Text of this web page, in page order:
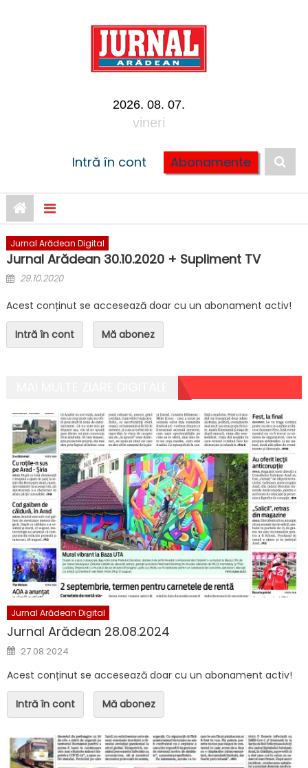
2026. 08. 07.
vineri
Intră în cont Abonamente
Jurnal Arădean Digital
Jurnal Arădean 30.10.2020 + Supliment TV
Posted on
29.10.2020
Acest conținut se accesează doar cu un abonament activ!
Intră în cont Mă abonez
Jurnal Arădean Digital
Jurnal Arădean 28.08.2024
Posted on
27.08.2024
Acest conținut se accesează doar cu un abonament activ!
Intră în cont Mă abonez